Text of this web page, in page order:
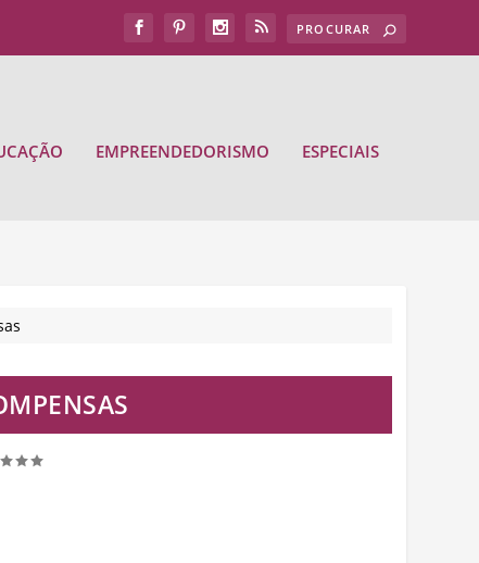
EMPREENDEDORISMO
ESPECIAIS